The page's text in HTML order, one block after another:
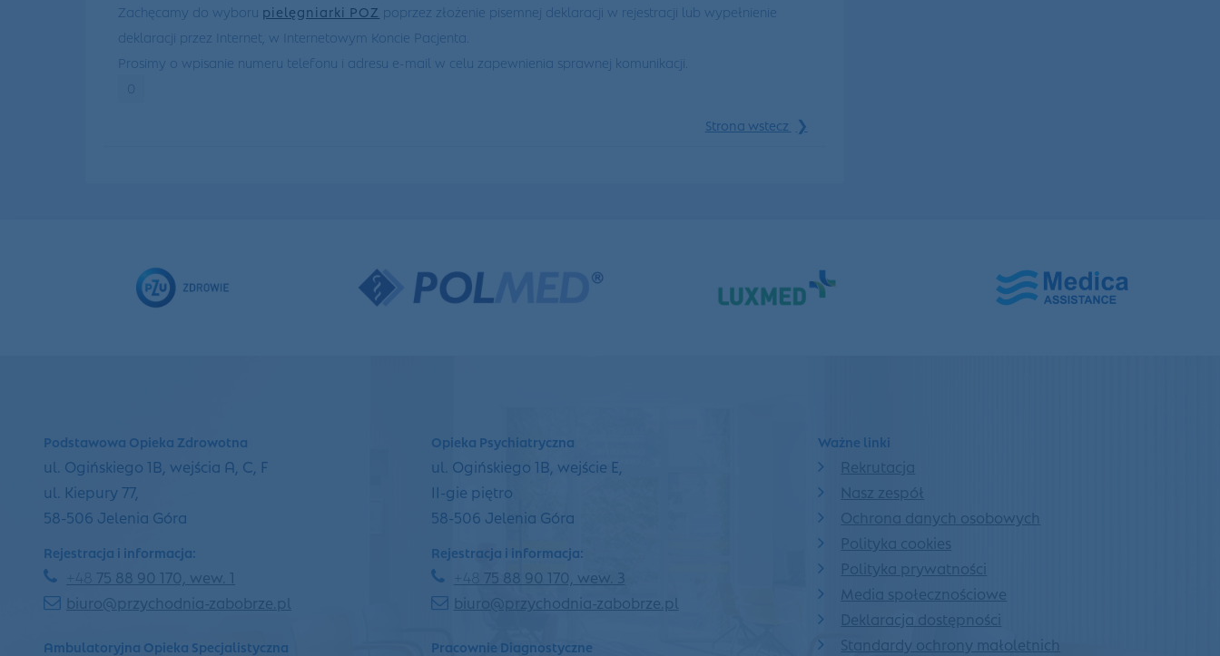
Zachęcamy do wyboru pielęgniarki POZ poprzez złożenie pisemnej deklaracji w rejestracji lub wypełnienie
deklaracji przez Internet, w Internetowym Koncie Pacjenta.
Prosimy o wpisanie numeru telefonu i adresu e-mail w celu zapewnienia sprawnej komunikacji.
0
Strona wstecz ❯
Podstawowa Opieka Zdrowotna
ul. Ogińskiego 1B, wejścia A, C, F
ul. Kiepury 77,
58-506 Jelenia Góra
Rejestracja i informacja:
+48 75 88 90 170, wew. 1
biuro@przychodnia-zabobrze.pl
Ambulatoryjna Opieka Specjalistyczna
Opieka Psychiatryczna
ul. Ogińskiego 1B, wejście E,
II-gie piętro
58-506 Jelenia Góra
Rejestracja i informacja:
+48 75 88 90 170, wew. 3
biuro@przychodnia-zabobrze.pl
Pracownie Diagnostyczne
Ważne linki
Rekrutacja
Nasz zespół
Ochrona danych osobowych
Polityka cookies
Polityka prywatności
Media społecznościowe
Deklaracja dostępności
Standardy ochrony małoletnich